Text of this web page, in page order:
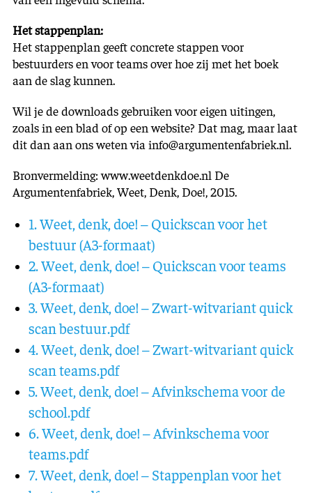
Het stappenplan:
Het stappenplan geeft concrete stappen voor
bestuurders en voor teams over hoe zij met het boek
aan de slag kunnen.
Wil je de downloads gebruiken voor eigen uitingen,
zoals in een blad of op een website? Dat mag, maar laat
dit dan aan ons weten via info@argumentenfabriek.nl.
Bronvermelding: www.weetdenkdoe.nl De
Argumentenfabriek, Weet, Denk, Doe!, 2015.
1. Weet, denk, doe! – Quickscan voor het
bestuur (A3-formaat)
2. Weet, denk, doe! – Quickscan voor teams
(A3-formaat)
3. Weet, denk, doe! – Zwart-witvariant quick
scan bestuur.pdf
4. Weet, denk, doe! – Zwart-witvariant quick
scan teams.pdf
5. Weet, denk, doe! – Afvinkschema voor de
school.pdf
6. Weet, denk, doe! – Afvinkschema voor
teams.pdf
7. Weet, denk, doe! – Stappenplan voor het